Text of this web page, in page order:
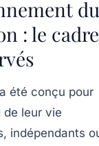
du
: le cadre
été conçu pour
leur vie
indépendants